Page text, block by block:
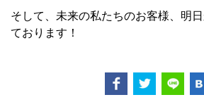
そして、未来の私たちのお客様、明
ております！